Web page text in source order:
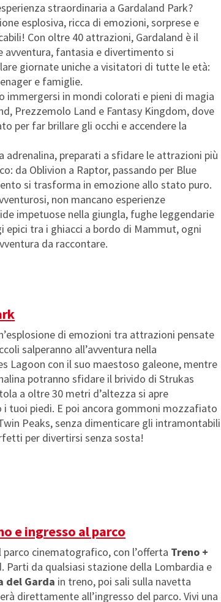
straordinaria a Gardaland Park?
esplosiva, ricca di emozioni, sorprese e
Con oltre 40 attrazioni, Gardaland è il
fantasia e divertimento si
giornate uniche a visitatori di tutte le età:
e famiglie.
immergersi in mondi colorati e pieni di magia
Prezzemolo Land e Fantasy Kingdom, dove
per far brillare gli occhi e accendere la
adrenalina, preparati a sfidare le attrazioni più
da Oblivion a Raptor, passando per Blue
si trasforma in emozione allo stato puro.
non mancano esperienze
impetuose nella giungla, fughe leggendarie
epici tra i ghiacci a bordo di Mammut, ogni
da raccontare.
di emozioni tra attrazioni pensate
salperanno all’avventura nella
Lagoon con il suo maestoso galeone, mentre
potranno sfidare il brivido di Strukas
a oltre 30 metri d’altezza si apre
i tuoi piedi. E poi ancora gommoni mozzafiato
Peaks, senza dimenticare gli intramontabili
per divertirsi senza sosta!
e ingresso al parco
parco cinematografico, con l’offerta Treno +
Parti da qualsiasi stazione della Lombardia e
del Garda in treno, poi sali sulla navetta
direttamente all’ingresso del parco. Vivi una